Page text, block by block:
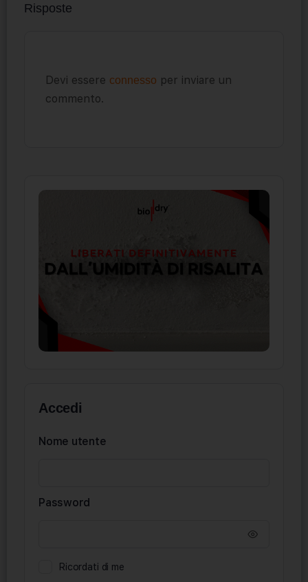
Risposte
Devi essere connesso per inviare un
commento.
Accedi
Nome utente
Password
Ricordati di me